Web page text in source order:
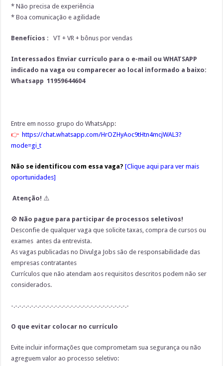
* Não precisa de experiência
* Boa comunicação e agilidade
Benefícios : VT + VR + bônus por vendas
Interessados Enviar currículo para o e-mail ou WHATSAPP
indicado na vaga ou comparecer ao local informado a baixo:
Whatsapp 11959644604
Entre em nosso grupo do WhatsApp:
👉 https://chat.whatsapp.com/HrOZHyAoc9tHtn4mcjWAL3?
mode=gi_t
Não se identificou com essa vaga? [Clique aqui para ver mais
oportunidades]
Atenção! ⚠️
🚫 Não pague para participar de processos seletivos!
Desconfie de qualquer vaga que solicitetaxas, compra de cursos ou
exames antes da entrevista.
As vagas publicadas no Divulga Jobs são de responsabilidade das
empresas contratantes
Currículos que não atendam aos requisitos descritos podem não ser
considerados.
-.-.-.-.-.-.-.-.-.-.-.-.-.-.-.-.-.-.-.-.-.-.-.-.-.-.-.-.-.-
O que evitar colocar no currículo
Evite incluir informações que comprometam sua segurança ou não
agreguem valor ao processo seletivo: